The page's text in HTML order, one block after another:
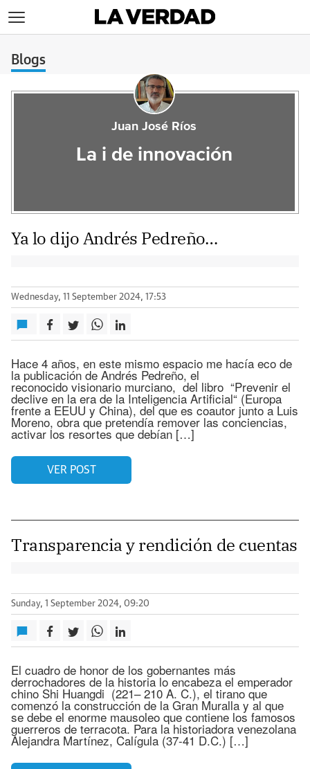
Blogs
Juan José Ríos
La i de innovación
Ya lo dijo Andrés Pedreño…
Wednesday, 11 September 2024, 17:53
Hace 4 años, en este mismo espacio me hacía eco de
la publicación de Andrés Pedreño, el
reconocido visionario murciano, del libro “Prevenir el
declive en la era de la Inteligencia Artificial“ (Europa
frente a EEUU y China), del que es coautor junto a Luis
Moreno, obra que pretendía remover las conciencias,
activar los resortes que debían […]
VER POST
Transparencia y rendición de cuentas
Sunday, 1 September 2024, 09:20
El cuadro de honor de los gobernantes más
derrochadores de la historia lo encabeza el emperador
chino Shi Huangdi (221– 210 A. C.), el tirano que
comenzó la construcción de la Gran Muralla y al que
se debe el enorme mausoleo que contiene los famosos
guerreros de terracota. Para la historiadora venezolana
Alejandra Martínez, Calígula (37-41 D.C.) […]